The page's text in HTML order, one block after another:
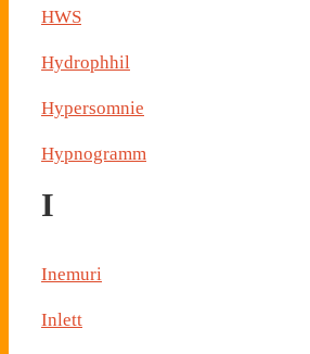
HWS
Hydrophhil
Hypersomnie
Hypnogramm
I
Inemuri
Inlett